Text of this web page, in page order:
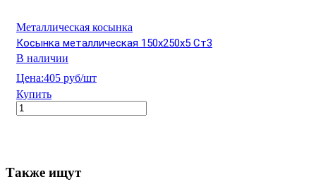
Металлическая косынка
Косынка металлическая 150х250х5 Ст3
В наличии
Цена:405 руб/шт
Купить
Также ищут